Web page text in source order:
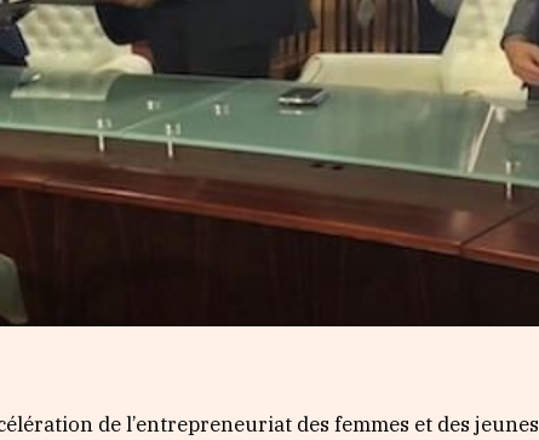
de l’entrepreneuriat des femmes et des jeunes